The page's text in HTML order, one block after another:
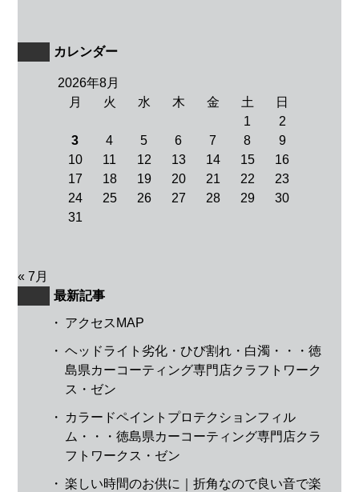
カレンダー
2026年8月
月
火 水 木 金 土
日
1
2
3
4 5 6 7 8
9
10
11 12 13 14 15
16
17
18 19 20 21 22
23
24
25 26 27 28 29
30
31
« 7月
最新記事
・ アクセスMAP
・ ヘッドライト劣化・ひび割れ・白濁・・・徳
島県カーコーティング専門店クラフトワーク
ス・ゼン
・
カラードペイントプロテクションフィル
ム・・・徳島県カーコーティング専門店クラ
フトワークス・ゼン
・ 楽しい時間のお供に｜折角なので良い音で楽